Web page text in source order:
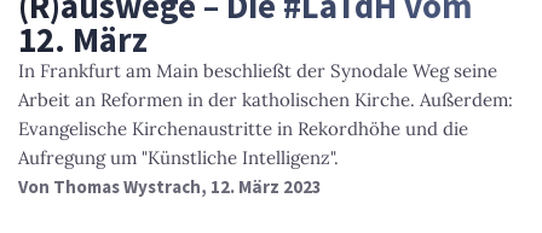
12. März
In Frankfurt am Main beschließt der Synodale Weg seine
Arbeit an Reformen in der katholischen Kirche. Außerdem:
Evangelische Kirchenaustritte in Rekordhöhe und die
Aufregung um "Künstliche Intelligenz".
Von Thomas Wystrach, 12. März 2023